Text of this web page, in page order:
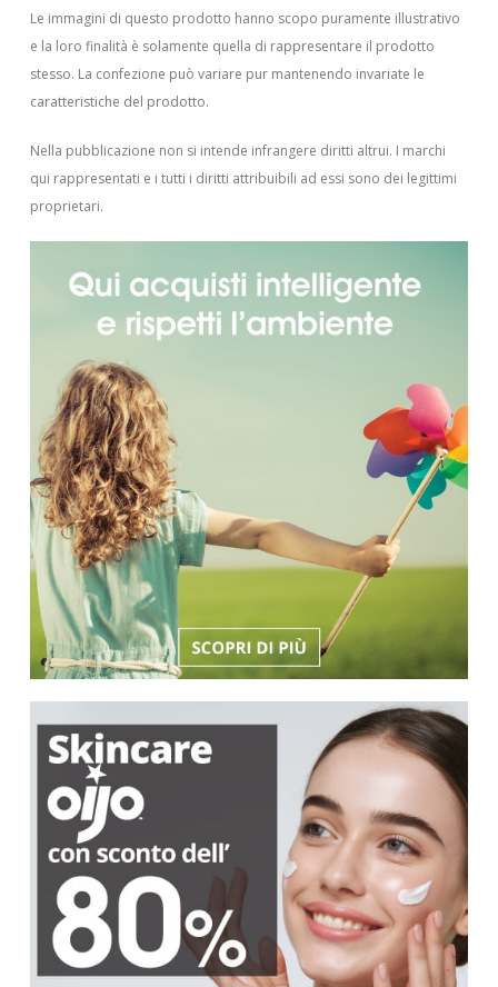
Le immagini di questo prodotto hanno scopo puramente illustrativo
e la loro finalità è solamente quella di rappresentare il prodotto
stesso. La confezione può variare pur mantenendo invariate le
caratteristiche del prodotto.
Nella pubblicazione non si intende infrangere diritti altrui. I marchi
qui rappresentati e i tutti i diritti attribuibili ad essi sono dei legittimi
proprietari.